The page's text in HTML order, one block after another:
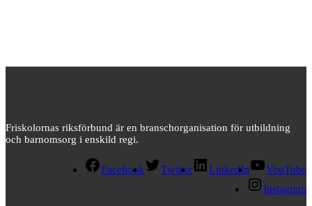
Friskolornas riksförbund är en branschorganisation för utbildning
och barnomsorg i enskild regi.
Facebook Twitter LinkedIn
YouTube
Instagram